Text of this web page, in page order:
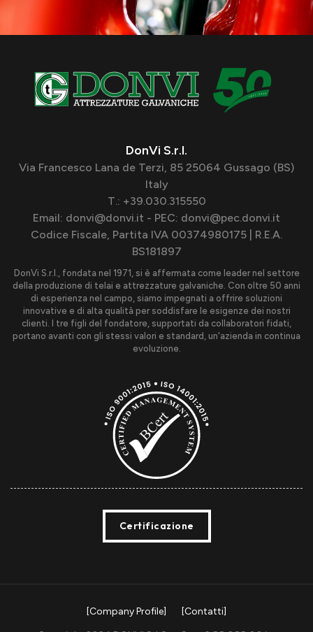
DonVi S.r.l.
Via Francesco Lana de Terzi, 85 25064 Gussago (BS)
Italy
T.: +39.030.315550
Email: donvi@donvi.it - PEC: donvi@pec.donvi.it
Codice Fiscale, Partita IVA 00374980175 | R.E.A.
BS181897
DonVi S.r.l., fondata nel 1971, si è affermata come leader nel settore
della produzione di telai e attrezzature galvaniche. Con oltre 50 anni
di esperienza nel campo, siamo impegnati a offrire soluzioni
innovative e di alta qualità per soddisfare le esigenze dei nostri
clienti. I tre figli del fondatore, supportati da collaboratori fidati,
portano avanti con gli stessi valori e standard, un'azienda in continua
evoluzione.
Certificazione
[Company Profile] [Contatti]